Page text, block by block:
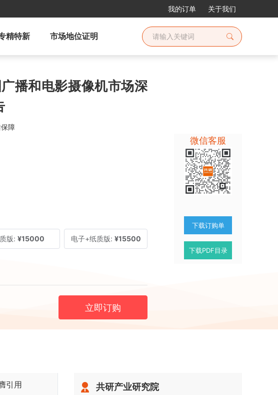
我的订单 关于我们
精特新 市场地位证明
播和电影摄像机市场深
障
版: ¥15000 电子+纸质版: ¥15500
立即订购
微信客服
下载订购单
下载PDF目录
引用 共研产业研究院